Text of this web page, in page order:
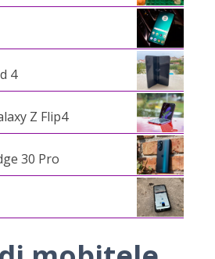
4
Z Flip4
30 Pro